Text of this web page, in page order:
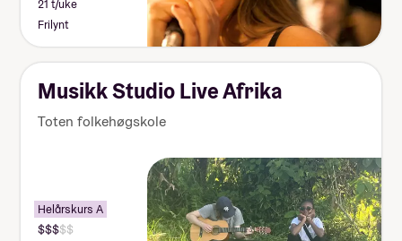
21 t/uke
Frilynt
Musikk Studio Live Afrika
Toten folkehøgskole
Helårskurs A